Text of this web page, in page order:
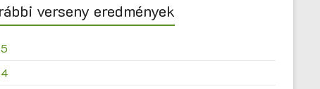
verseny eredmények